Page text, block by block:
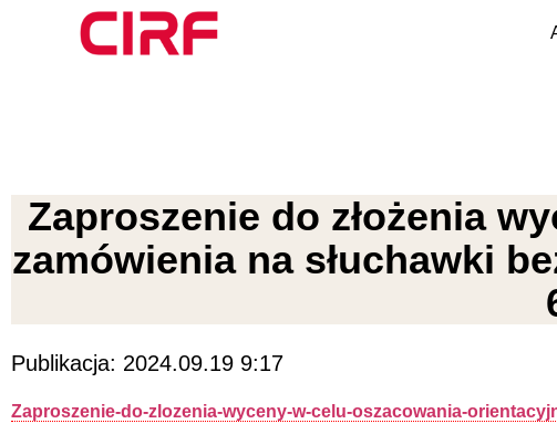
Zaproszenie do złożenia
zamówienia na słuchawki
Publikacja: 2024.09.19 9:17
Zaproszenie-do-zlozenia-wyceny-w-celu-oszacowania-